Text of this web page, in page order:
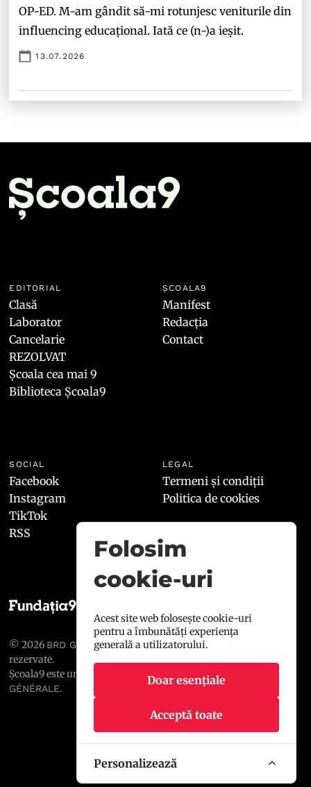
OP-ED. M-am gândit să-mi rotunjesc veniturile din
influencing educațional. Iată ce (n-)a ieșit.
13.07.2026
EDITORIAL
Clasă
Laborator
Cancelarie
REZOLVAT
Școala cea mai 9
Biblioteca Școala9
ȘCOALA9
Manifest
Redacția
Contact
SOCIAL
Facebook
Instagram
TikTok
RSS
LEGAL
Termeni și condiții
Politica de cookies
© 2026 BRD GROUPE SOCIÉTÉ GÉNÉRALE
rezervate.
Școala9 este un proiect susținut de
BRD GROUPE SOCIÉTÉ
GÉNÉRALE.
Folosim
cookie-uri
Acest site web folosește cookie-uri
pentru a îmbunătăți experiența
generală a utilizatorului.
Doar esențiale
Acceptă toate
Personalizează